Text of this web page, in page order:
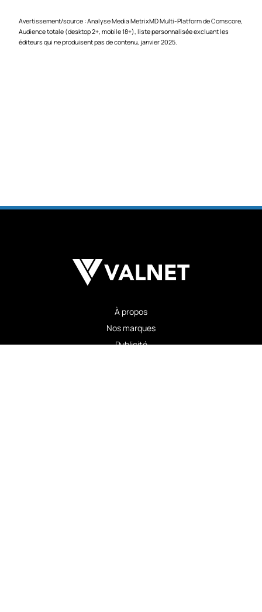
Avertissement/source : Analyse Media MetrixMD Multi-Platform de Comscore,
Audience totale (desktop 2+, mobile 18+), liste personnalisée excluant les
éditeurs qui ne produisent pas de contenu, janvier 2025.
À propos
Nos marques
Publicité